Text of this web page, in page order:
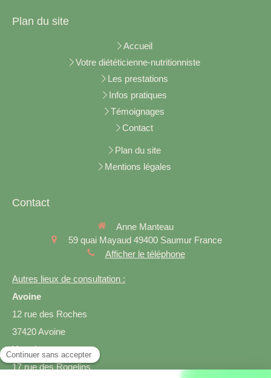
Plan du site
Accueil
Votre diététicienne-nutritionniste
Les prestations
Infos pratiques
Témoignages
Contact
Plan du site
Mentions légales
Contact
Anne Manteau
59 quai Mayaud 49400 Saumur France
Afficher le téléphone
Autres lieux de consultation :
Avoine
12 rue des Roches
37420 Avoine
Varrains
17 rue des Rogelins